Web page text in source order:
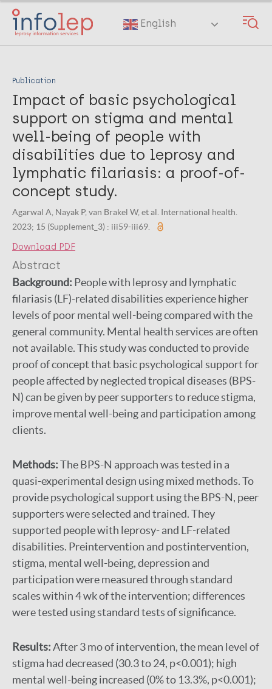
Skip
main
English
Publication
Impact of basic psychological
support on stigma and mental
well-being of people with
disabilities due to leprosy and
lymphatic filariasis: a proof-of-
concept study.
Agarwal A, Nayak P, van Brakel W, et al. International health.
2023; 15 (Supplement_3) : iii59-iii69.
Download PDF
Abstract
Background: People with leprosy and lymphatic
filariasis (LF)-related disabilities experience higher
levels of poor mental well-being compared with the
general community. Mental health services are often
not available. This study was conducted to provide
proof of concept that basic psychological support for
people affected by neglected tropical diseases (BPS-
N) can be given by peer supporters to reduce stigma,
improve mental well-being and participation among
clients.
Methods:The BPS-N approach was tested in a
quasi-experimental design using mixed methods. To
provide psychological support using the BPS-N, peer
supporters were selected and trained. They
supported people with leprosy- and LF-related
disabilities. Preintervention and postintervention,
stigma, mental well-being, depression and
participation were measured through standard
scales within 4 wk of the intervention; differences
were tested using standard tests of significance.
Results:After 3 mo of intervention, the mean level of
stigma had decreased (30.3 to 24, p<0.001); high
mental well-being increased (0% to 13.3%, p<0.001);